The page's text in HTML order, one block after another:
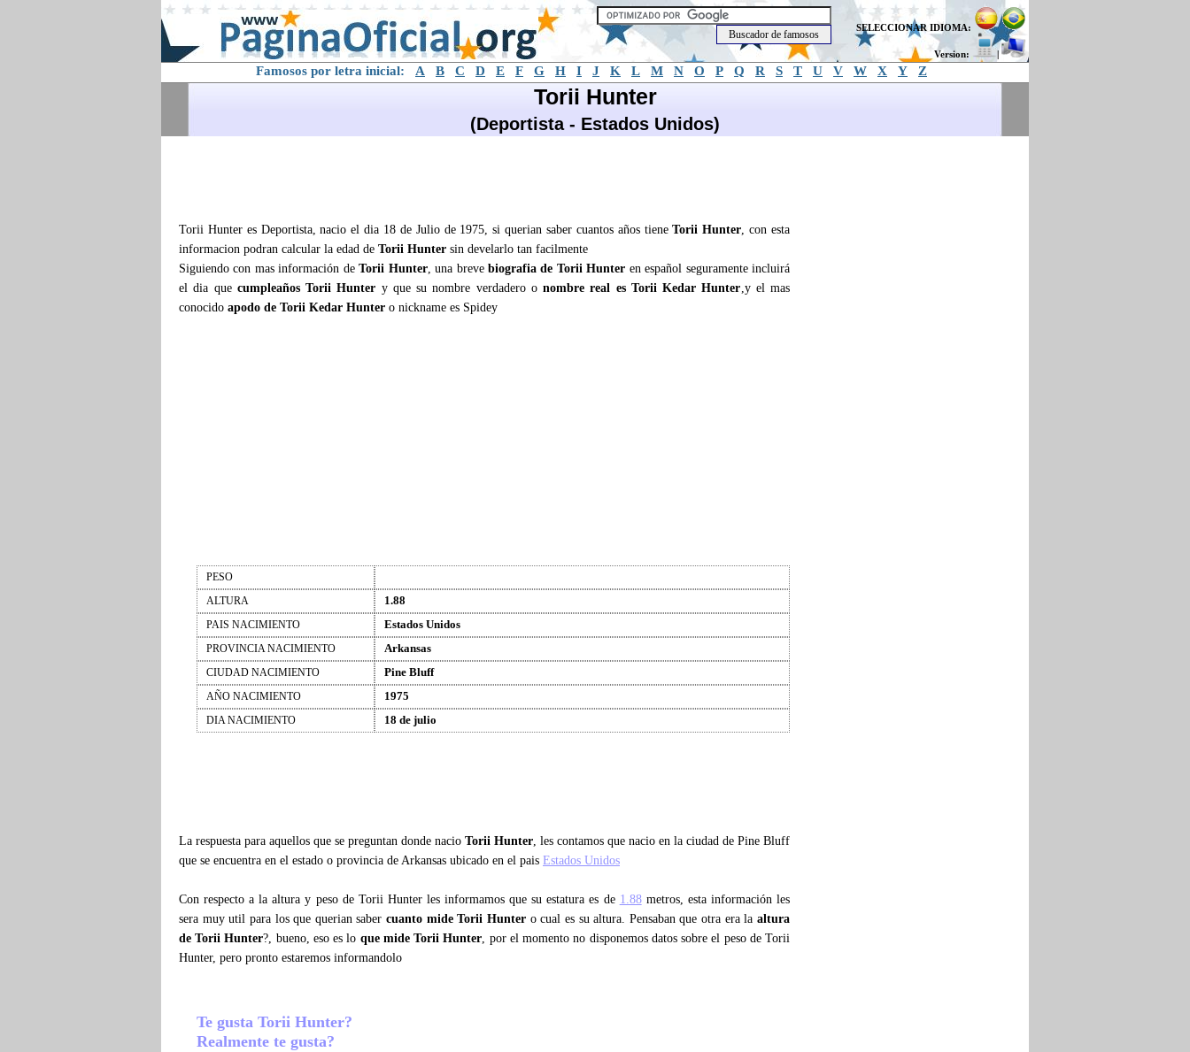
SELECCIONAR IDIOMA:
Version: |
Famosos por letra inicial: A B C D E F G H I J K L M N O P Q R S T U V W X Y Z
Torii Hunter
(Deportista - Estados Unidos)
Torii Hunter es Deportista, nacio el dia 18 de Julio de 1975, si querian saber cuantos años tieneTorii Hunter, con esta
informacion podran calcular la edad de Torii Hunter sin develarlo tan facilmente
Siguiendo con mas información deTorii Hunter, una breve biografia de Torii Hunter en español seguramente incluirá
el dia que cumpleaños Torii Hunter y que su nombre verdadero onombre real es Torii Kedar Hunter,y el mas
conocido apodo de Torii Kedar Hunter o nickname es Spidey
PESO
ALTURA
1.88
PAIS NACIMIENTO Estados Unidos
PROVINCIA NACIMIENTO Arkansas
CIUDAD NACIMIENTO Pine Bluff
AÑO NACIMIENTO 1975
DIA NACIMIENTO 18 de julio
La respuesta para aquellos que se preguntan donde nacio Torii Hunter, les contamos que nacio en la ciudad de Pine Bluff
que se encuentra en el estado o provincia de Arkansas ubicado en el pais Estados Unidos
Con respecto a la altura y peso de Torii Hunter les informamos que su estatura es de 1.88metros, esta información les
sera muy util para los que querian sabercuanto mide Torii Hunter o cual es su altura. Pensaban que otra era laaltura
de Torii Hunter?, bueno, eso es lo que mide Torii Hunter, por el momento no disponemos datos sobre el peso de Torii
Hunter, pero pronto estaremos informandolo
Te gusta Torii Hunter?
Realmente te gusta?